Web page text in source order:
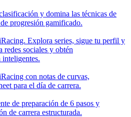
y domina las técnicas de
progresión gamificado.
Explora series, sigue tu perfil y
redes sociales y obtén
inteligentes.
con notas de curvas,
para el día de carrera.
de preparación de 6 pasos y
de carrera estructurada.